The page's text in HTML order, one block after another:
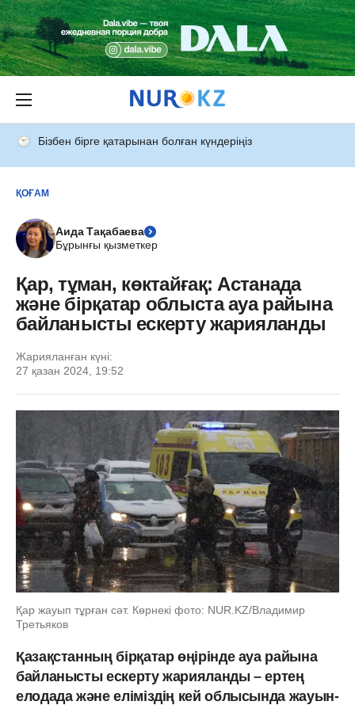
Бізбен бірге қатарынан болған күндеріңіз
ҚОҒАМ
Аида Тақабаева
Бұрынғы қызметкер
Қар, тұман, көктайғақ: Астанада
және бірқатар облыста ауа райына
байланысты ескерту жарияланды
Жарияланған күні:
27 қазан 2024, 19:52
Қар жауып тұрған сәт. Көрнекі фото: NUR.KZ/Владимир
Третьяков
Қазақстанның бірқатар өңірінде ауа райына
байланысты ескерту жарияланды – ертең
елодада және еліміздің кей облысында жауын-